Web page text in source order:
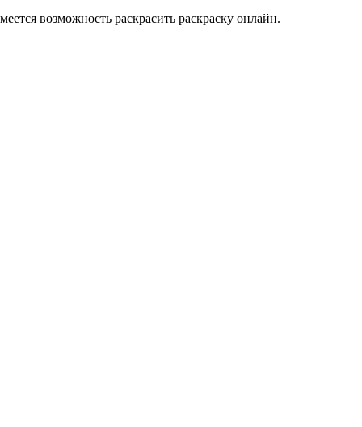
возможность раскрасить раскраску онлайн.